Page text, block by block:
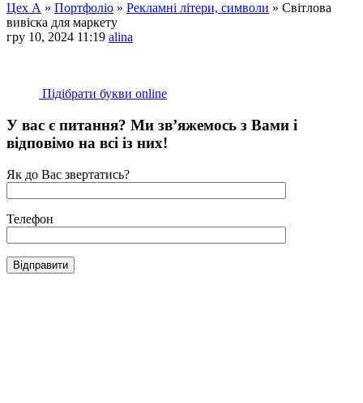
Цех А » Портфоліо » Рекламні літери, символи » Світлова
вивіска для маркету
гру 10, 2024 11:19 alina
Підібрати букви online
У вас є питання? Ми зв’яжемось з Вами і
відповімо на всі із них!
Як до Вас звертатись?
Телефон